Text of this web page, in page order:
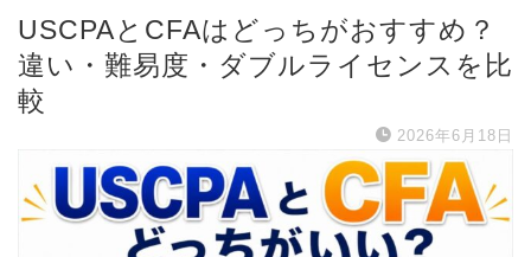
USCPAとCFAはどっちがおすすめ？
違い・難易度・ダブルライセンスを比
較
2026年6月18日